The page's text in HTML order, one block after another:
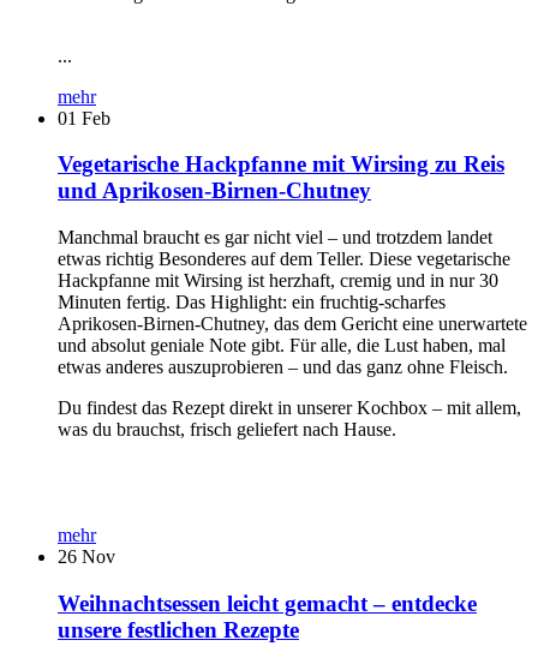
...
mehr
01 Feb
Vegetarische Hackpfanne mit Wirsing zu Reis
und Aprikosen-Birnen-Chutney
Manchmal braucht es gar nicht viel – und trotzdem landet
etwas richtig Besonderes auf dem Teller. Diese vegetarische
Hackpfanne mit Wirsing ist herzhaft, cremig und in nur 30
Minuten fertig. Das Highlight: ein fruchtig-scharfes
Aprikosen-Birnen-Chutney, das dem Gericht eine unerwartete
und absolut geniale Note gibt. Für alle, die Lust haben, mal
etwas anderes auszuprobieren – und das ganz ohne Fleisch.
Du findest das Rezept direkt in unserer Kochbox – mit allem,
was du brauchst, frisch geliefert nach Hause.
mehr
26 Nov
Weihnachtsessen leicht gemacht – entdecke
unsere festlichen Rezepte